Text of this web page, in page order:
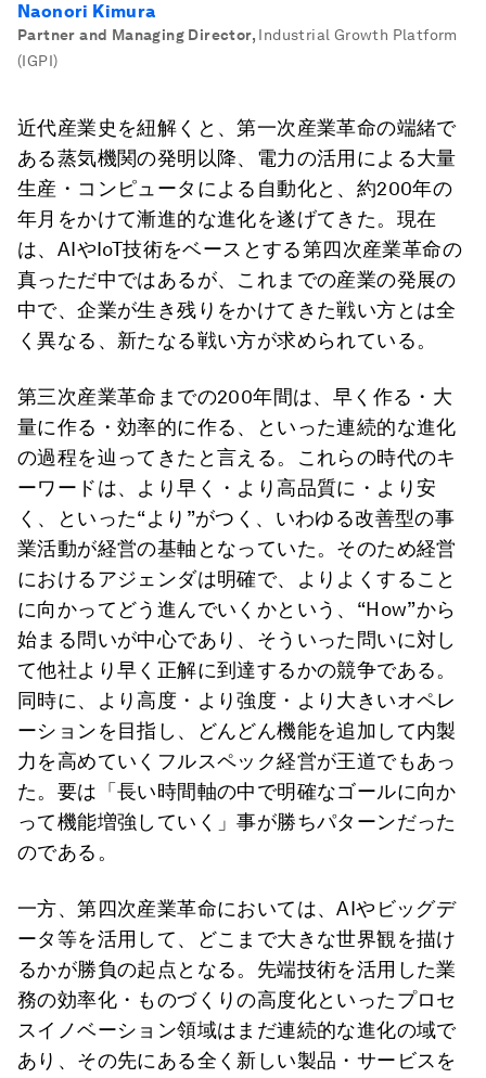
Naonori Kimura
Partner and Managing Director, Industrial Growth Platform
(IGPI)
近代産業史を紐解くと、第一次産業革命の端緒で
ある蒸気機関の発明以降、電力の活用による大量
生産・コンピュータによる自動化と、約200年の
年月をかけて漸進的な進化を遂げてきた。現在
は、AIやIoT技術をベースとする第四次産業革命の
真っただ中ではあるが、これまでの産業の発展の
中で、企業が生き残りをかけてきた戦い方とは全
く異なる、新たなる戦い方が求められている。
第三次産業革命までの200年間は、早く作る・大
量に作る・効率的に作る、といった連続的な進化
の過程を辿ってきたと言える。これらの時代のキ
ーワードは、より早く・より高品質に・より安
く、といった“より”がつく、いわゆる改善型の事
業活動が経営の基軸となっていた。そのため経営
におけるアジェンダは明確で、よりよくすること
に向かってどう進んでいくかという、“How”から
始まる問いが中心であり、そういった問いに対し
て他社より早く正解に到達するかの競争である。
同時に、より高度・より強度・より大きいオペレ
ーションを目指し、どんどん機能を追加して内製
力を高めていくフルスペック経営が王道でもあっ
た。要は「長い時間軸の中で明確なゴールに向か
って機能増強していく」事が勝ちパターンだった
のである。
一方、第四次産業革命においては、AIやビッグデ
ータ等を活用して、どこまで大きな世界観を描け
るかが勝負の起点となる。先端技術を活用した業
務の効率化・ものづくりの高度化といったプロセ
スイノベーション領域はまだ連続的な進化の域で
あり、その先にある全く新しい製品・サービスを